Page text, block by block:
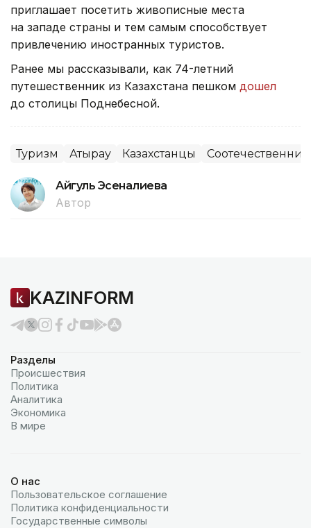
приглашает посетить живописные места
на западе страны и тем самым способствует
привлечению иностранных туристов.
Ранее мы рассказывали, как 74-летний
путешественник из Казахстана пешком дошел
до столицы Поднебесной.
Туризм Атырау Казахстанцы
Айгуль Эсеналиева
Автор
KAZINFORM
Разделы
Происшествия
Политика
Аналитика
Экономика
В мире
О нас
Пользовательское соглашение
Политика конфиденциальности
Государственные символы